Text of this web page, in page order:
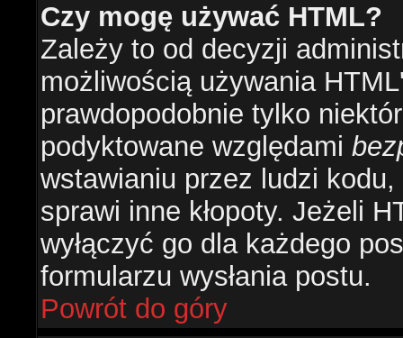
Czy mogę używać HTML?
Zależy to od decyzji
możliwością używania
prawdopodobnie tylko
podyktowane względami
wstawianiu przez ludzi
sprawi inne kłopoty. Jeżeli
wyłączyć go dla każdego
formularzu wysłania postu.
Powrót do góry